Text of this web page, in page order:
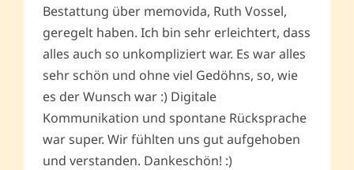
Bestattung über memovida, Ruth Vossel,
geregelt haben. Ich bin sehr erleichtert, dass
alles auch so unkompliziert war. Es war alles
sehr schön und ohne viel Gedöhns, so, wie
es der Wunsch war :) Digitale
Kommunikation und spontane Rücksprache
war super. Wir fühlten uns gut aufgehoben
und verstanden. Dankeschön! :)